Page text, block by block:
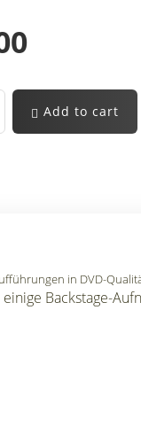
Add to cart
in DVD-
Backstage-